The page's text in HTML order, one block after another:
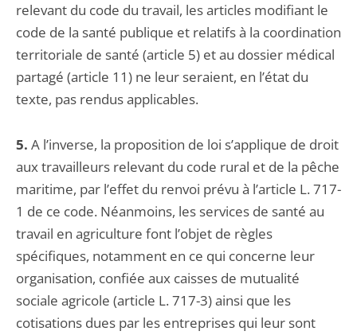
relevant du code du travail, les articles modifiant le
code de la santé publique et relatifs à la coordination
territoriale de santé (article 5) et au dossier médical
partagé (article 11) ne leur seraient, en l’état du
texte, pas rendus applicables.
5. A l’inverse, la proposition de loi s’applique de droit
aux travailleurs relevant du code rural et de la pêche
maritime, par l’effet du renvoi prévu à l’article L. 717-
1 de ce code. Néanmoins, les services de santé au
travail en agriculture font l’objet de règles
spécifiques, notamment en ce qui concerne leur
organisation, confiée aux caisses de mutualité
sociale agricole (article L. 717-3) ainsi que les
cotisations dues par les entreprises qui leur sont